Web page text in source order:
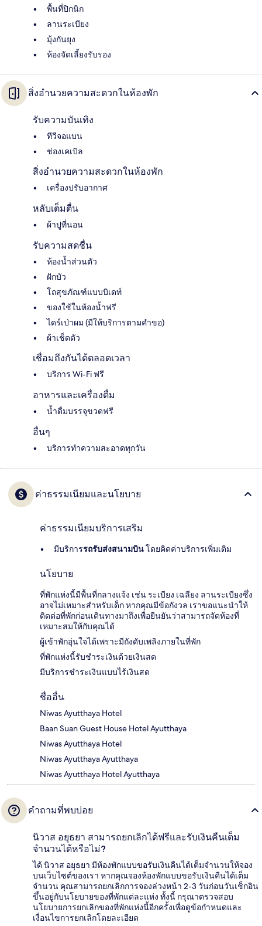
พื้นที่ปิกนิก
ลานระเบียง
มุ้งกันยุง
ห้องจัดเลี้ยงรับรอง
สิ่งอำนวยความสะดวกในห้องพัก
รับความบันเทิง
ทีวีจอแบน
ช่องเคเบิล
สิ่งอำนวยความสะดวกในห้องพัก
เครื่องปรับอากาศ
หลับเต็มตื่น
ผ้าปูที่นอน
รับความสดชื่น
ห้องน้ำส่วนตัว
ฝักบัว
โถสุขภัณฑ์แบบบิเดท์
ของใช้ในห้องน้ำฟรี
ไดร์เป่าผม (มีให้บริการตามคำขอ)
ผ้าเช็ดตัว
เชื่อมถึงกันได้ตลอดเวลา
บริการ Wi-Fi ฟรี
อาหารและเครื่องดื่ม
น้ำดื่มบรรจุขวดฟรี
อื่นๆ
บริการทำความสะอาดทุกวัน
ค่าธรรมเนียมและนโยบาย
ค่าธรรมเนียมบริการเสริม
มีบริการรถรับส่งสนามบินโดยคิดค่าบริการเพิ่มเติม
นโยบาย
ที่พักแห่งนี้มีพื้นที่กลางแจ้ง เช่น ระเบียง เฉลียง ลานระเบียงซึ่ง
อาจไม่เหมาะสำหรับเด็ก หากคุณมีข้อกังวล เราขอแนะนำให้
ติดต่อที่พักก่อนเดินทางมาถึงเพื่อยืนยันว่าสามารถจัดห้องที่
เหมาะสมให้กับคุณได้
ผู้เข้าพักอุ่นใจได้เพราะมีถังดับเพลิงภายในที่พัก
ที่พักแห่งนี้รับชำระเงินด้วยเงินสด
มีบริการชำระเงินแบบไร้เงินสด
ชื่ออื่น
Niwas Ayutthaya Hotel
Baan Suan Guest House Hotel Ayutthaya
Niwas Ayutthaya Hotel
Niwas Ayutthaya Ayutthaya
Niwas Ayutthaya Hotel Ayutthaya
คำถามที่พบบ่อย
นิวาส อยุธยา สามารถยกเลิกได้ฟรีและรับเงินคืนเต็ม
จำนวนได้หรือไม่?
ได้ นิวาส อยุธยา มีห้องพักแบบขอรับเงินคืนได้เต็มจำนวนให้จอง
บนเว็บไซต์ของเรา หากคุณจองห้องพักแบบขอรับเงินคืนได้เต็ม
จำนวน คุณสามารถยกเลิกการจองล่วงหน้า 2-3 วันก่อนวันเช็กอิน
ขึ้นอยู่กับนโยบายของที่พักแต่ละแห่ง ทั้งนี้ กรุณาตรวจสอบ
นโยบายการยกเลิกของที่พักแห่งนี้อีกครั้งเพื่อดูข้อกำหนดและ
เงื่อนไขการยกเลิกโดยละเอียด